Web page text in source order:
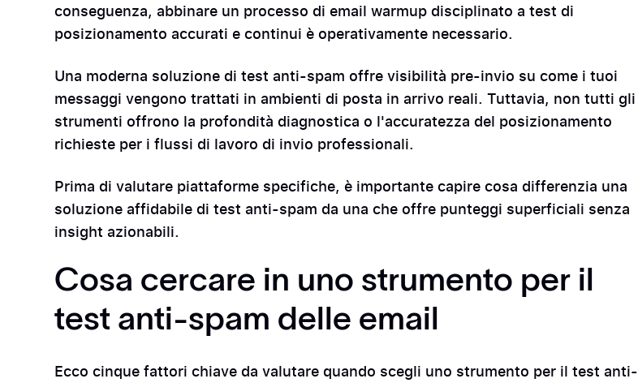
conseguenza, abbinare un processo di email warmup disciplinato a test di
posizionamento accurati e continui è operativamente necessario.
Una moderna soluzione di test anti-spam offre visibilità pre-invio su come i tuoi
messaggi vengono trattati in ambienti di posta in arrivo reali. Tuttavia, non tutti gli
strumenti offrono la profondità diagnostica o l'accuratezza del posizionamento
richieste per i flussi di lavoro di invio professionali.
Prima di valutare piattaforme specifiche, è importante capire cosa differenzia una
soluzione affidabile di test anti-spam da una che offre punteggi superficiali senza
insight azionabili.
Cosa cercare in uno strumento per il
test anti-spam delle email
Ecco cinque fattori chiave da valutare quando scegli uno strumento per il test anti-